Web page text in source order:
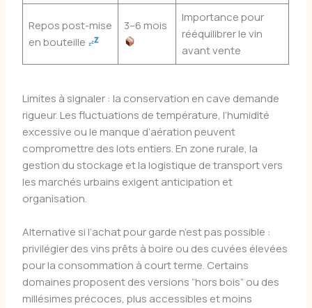
Repos post-mise
en bouteille
3–6 mois
Importance pour
rééquilibrer le vin
avant vente
Limites à signaler : la conservation en cave demande
rigueur. Les fluctuations de température, l’humidité
excessive ou le manque d’aération peuvent
compromettre des lots entiers. En zone rurale, la
gestion du stockage et la logistique de transport vers
les marchés urbains exigent anticipation et
organisation.
Alternative si l’achat pour garde n’est pas possible :
privilégier des vins prêts à boire ou des cuvées élevées
pour la consommation à court terme. Certains
domaines proposent des versions “hors bois” ou des
millésimes précoces, plus accessibles et moins